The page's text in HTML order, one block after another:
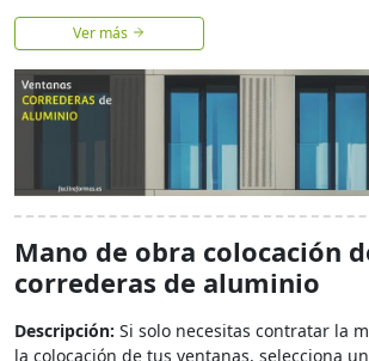
Ver más
Mano de obra colocación
correderas de aluminio
Descripción: Si solo necesitas contratar la
la colocación de tus ventanas, selecciona